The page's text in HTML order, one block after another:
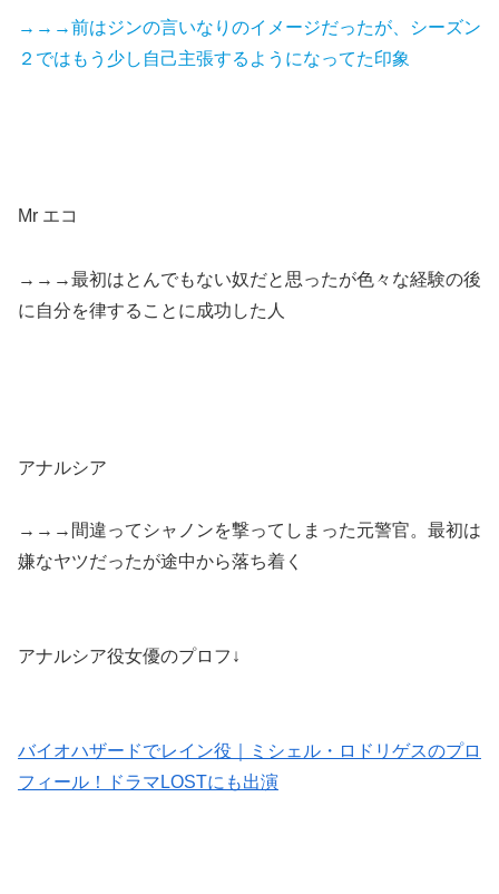
→→→前はジンの言いなりのイメージだったが、シーズン
２ではもう少し自己主張するようになってた印象
Mr エコ
→→→最初はとんでもない奴だと思ったが色々な経験の後
に自分を律することに成功した人
アナルシア
→→→間違ってシャノンを撃ってしまった元警官。最初は
嫌なヤツだったが途中から落ち着く
アナルシア役女優のプロフ↓
バイオハザードでレイン役｜ミシェル・ロドリゲスのプロ
フィール！ドラマLOSTにも出演